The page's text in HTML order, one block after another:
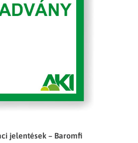
jelentések – Baromfi